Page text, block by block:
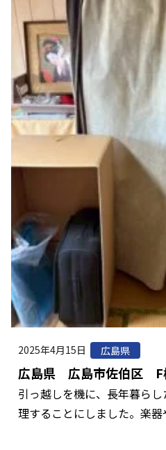
2025年4月15日 広島県
広島県 広島市佐伯区 F
引っ越しを機に、長年暮ら
理することにしました。楽